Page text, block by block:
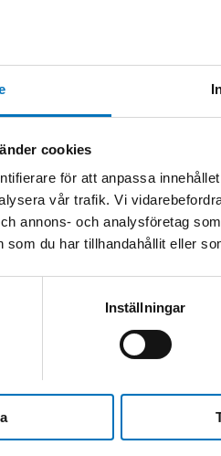
cookies
för att anpassa
vår trafik. Vi
annons- och analysföretag
som du har tillhandahållit eller
Inställningar
1.12-1.70 50-
50-
1.70-2.60 50-
2.20-3.30
2.60-3.95 50-
3.30-4.90 50-
3.95-5.85
8.20-12.4
15.0-22.0